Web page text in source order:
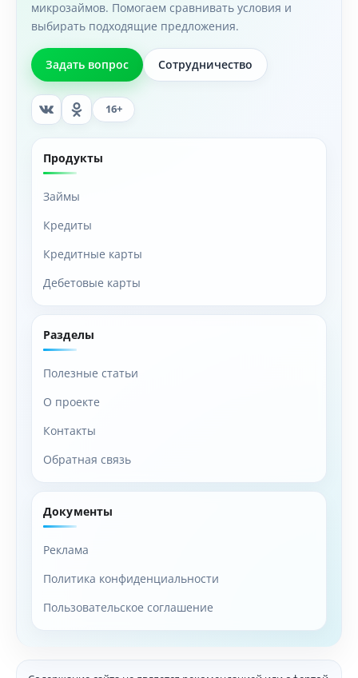
микрозаймов. Помогаем сравнивать условия и
выбирать подходящие предложения.
Задать вопрос Сотрудничество
16+
Продукты
Займы
Кредиты
Кредитные карты
Дебетовые карты
Разделы
Полезные статьи
О проекте
Контакты
Обратная связь
Документы
Реклама
Политика конфиденциальности
Пользовательское соглашение